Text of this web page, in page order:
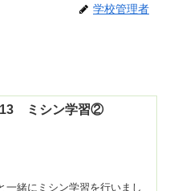
学校管理者
13 ミシン学習②
一緒にミシン学習を行いまし